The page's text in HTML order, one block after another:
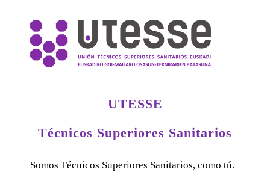
UTESSE
Técnicos Superiores Sanitarios
Somos Técnicos Superiores Sanitarios, como tú.